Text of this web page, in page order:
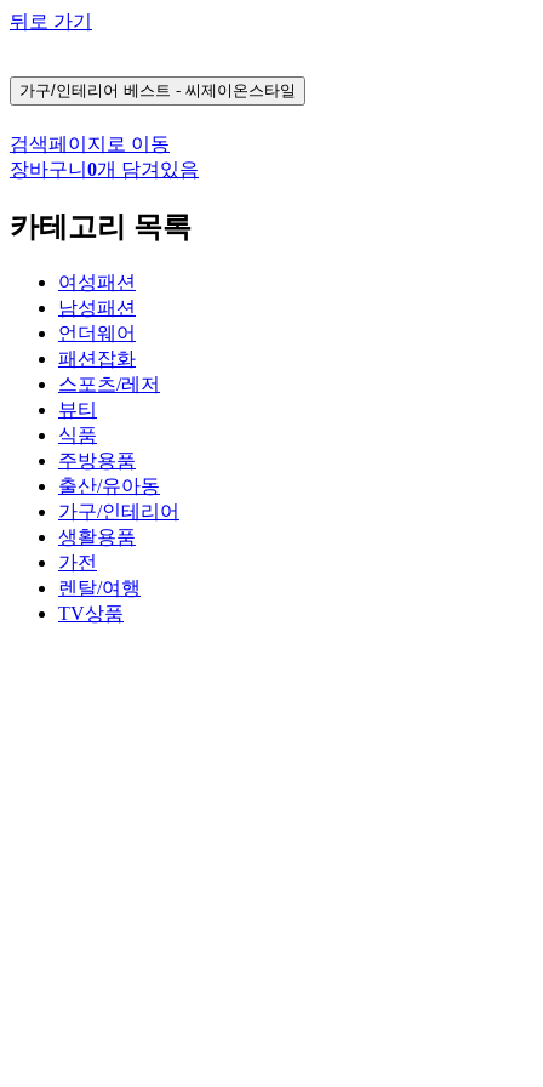
뒤로 가기
가구/인테리어 베스트 - 씨제이온스타일
검색페이지로 이동
장바구니 0개 담겨있음
카테고리 목록
여성패션
남성패션
언더웨어
패션잡화
스포츠/레저
뷰티
식품
주방용품
출산/유아동
가구/인테리어
생활용품
가전
렌탈/여행
TV상품